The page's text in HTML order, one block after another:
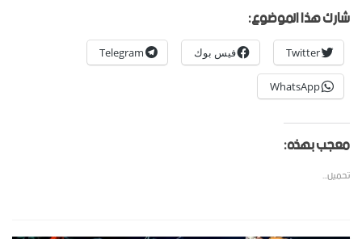
شارك هذا الموضوع:
Twitter فيس بوك Telegram
WhatsApp
معجب بهذه:
تحميل...